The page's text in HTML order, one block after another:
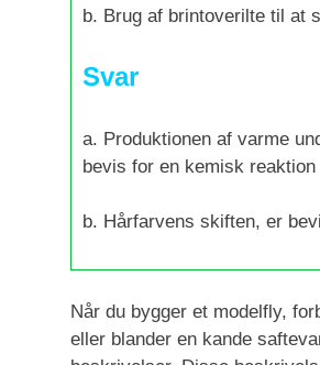
b. Brug af brintoverilte til at
Svar
a. Produktionen af varme
bevis for en kemisk reaktion
b. Hårfarvens skiften, er
Når du bygger et modelfly,
eller blander en kande